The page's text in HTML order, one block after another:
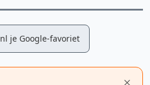
je Google-favoriet